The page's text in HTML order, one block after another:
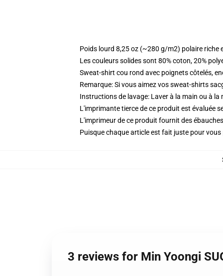
Poids lourd 8,25 oz (~280 g/m2) polaire riche
Les couleurs solides sont 80% coton, 20%
Sweat-shirt cou rond avec poignets côtelés,
Remarque: Si vous aimez vos sweat-shirts
Instructions de lavage: Laver à la main ou à
L'imprimante tierce de ce produit est évaluée
L'imprimeur de ce produit fournit des
Puisque chaque article est fait juste pour
3 reviews for Min Yoongi